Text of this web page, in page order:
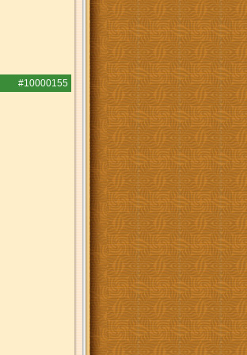
#10000155